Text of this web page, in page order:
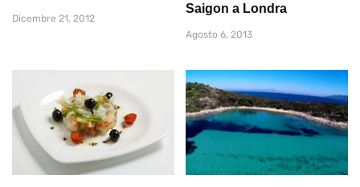
Dicembre 21, 2012
Saigon a Londra
Agosto 6, 2013